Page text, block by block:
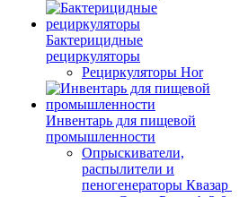
Бактерицидные
рециркуляторы
Рециркуляторы Hor
Инвентарь для пищевой
промышленности
Опрыскиватели,
распылители и
пеногенераторы Квазар